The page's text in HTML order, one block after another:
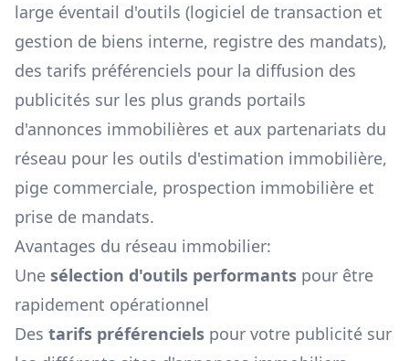
large éventail d'outils (logiciel de transaction et
gestion de biens interne, registre des mandats),
des tarifs préférenciels pour la diffusion des
publicités sur les plus grands portails
d'annonces immobilières et aux partenariats du
réseau pour les outils d'estimation immobilière,
pige commerciale, prospection immobilière et
prise de mandats.
Avantages du réseau immobilier:
Une sélection d'outils performants pour être
rapidement opérationnel
Des tarifs préférenciels pour votre publicité sur